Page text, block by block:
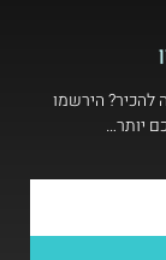
להכיר? הירשמו
יותר…